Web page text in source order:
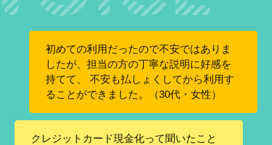
初めての利用だったので不安ではありま
したが、担当の方の丁寧な説明に好感を
持てて、 不安も払しょくしてから利用す
ることができました。（30代・女性）
クレジットカード現金化って聞いたこと